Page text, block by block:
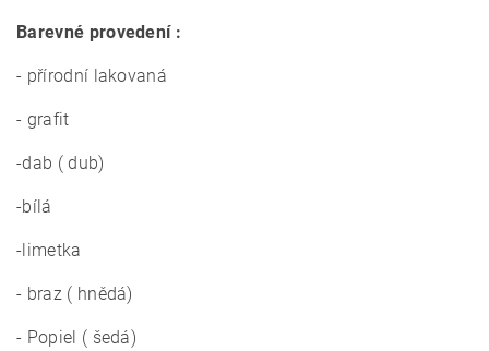
Barevné provedení :
- přírodní lakovaná
- grafit
-dab ( dub)
-bílá
-limetka
- braz ( hnědá)
- Popiel ( šedá)